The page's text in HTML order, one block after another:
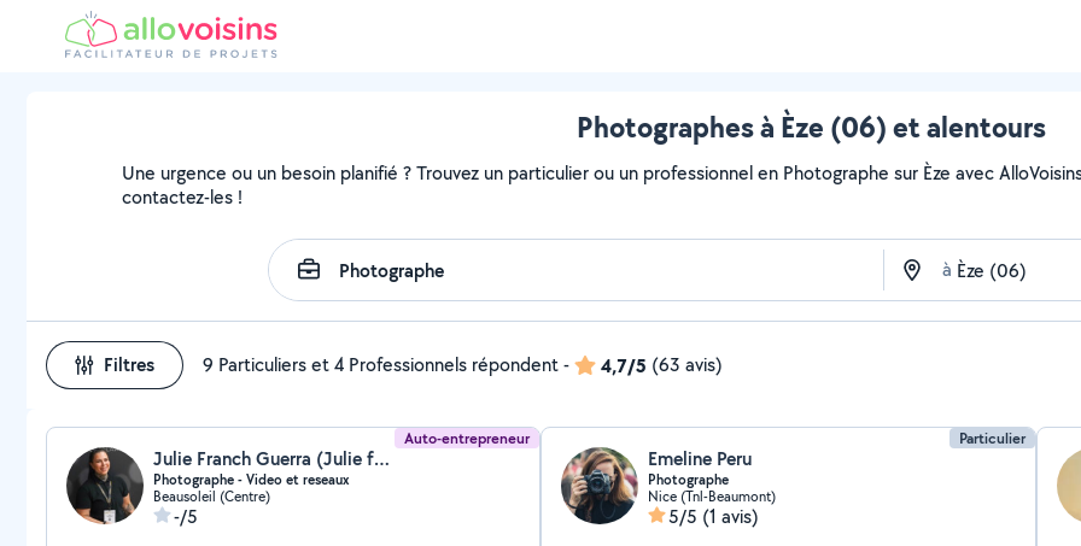
Photographes à Èze (06) et alentours
Une urgence ou un besoin planifié ? Trouvez un particulier ou un professionnel en Photographe sur Èze avec
contactez-les !
à
Filtres 9 Particuliers et 4 Professionnels répondent- 4,7/5 (63 avis)
Auto-entrepreneur
Julie Franch Guerra (Julie franch guerra photographie)
Photographe - Video et reseaux
Beausoleil (Centre)
-/5
Particulier
Emeline Peru
Photographe
Nice (Tnl-Beaumont)
5/5 (1 avis)